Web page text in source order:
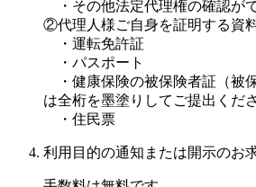
・その他法定代理権の確認が
②代理人様ご自身を証明する資
・運転免許証
・パスポート
・健康保険の被保険者証（被
は全桁を墨塗りしてご提出くださ
・住民票
利用目的の通知または開示のお